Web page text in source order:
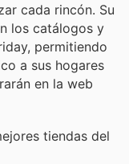
cada rincón. Su
los catálogos y
permitiendo
a sus hogares
en la web
tiendas del